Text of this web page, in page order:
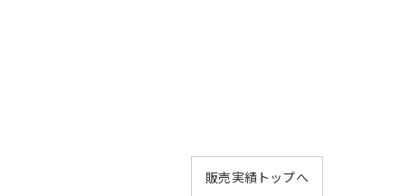
販売実績トップへ